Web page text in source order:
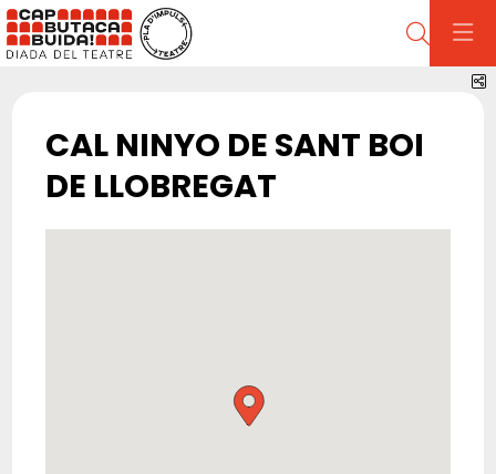
Cerca
CAL NINYO DE SANT BOI
DE LLOBREGAT